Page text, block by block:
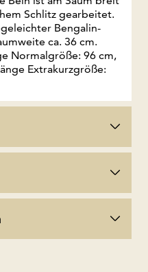
Schlitz gearbeitet.
Bengalin-
ca. 36 cm.
Normalgröße: 96 cm,
Extrakurzgröße: